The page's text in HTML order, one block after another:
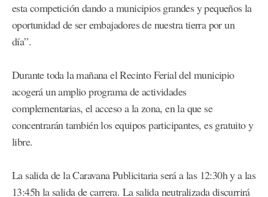
esta competición dando a municipios grandes y pequeños la
oportunidad de ser embajadores de nuestra tierra por un
día”.
Durante toda la mañana el Recinto Ferial del municipio
acogerá un amplio programa de actividades
complementarias, el acceso a la zona, en la que se
concentrarán también los equipos participantes, es gratuito y
libre.
La salida de la Caravana Publicitaria será a las 12:30h y a las
13:45h la salida de carrera. La salida neutralizada discurrirá